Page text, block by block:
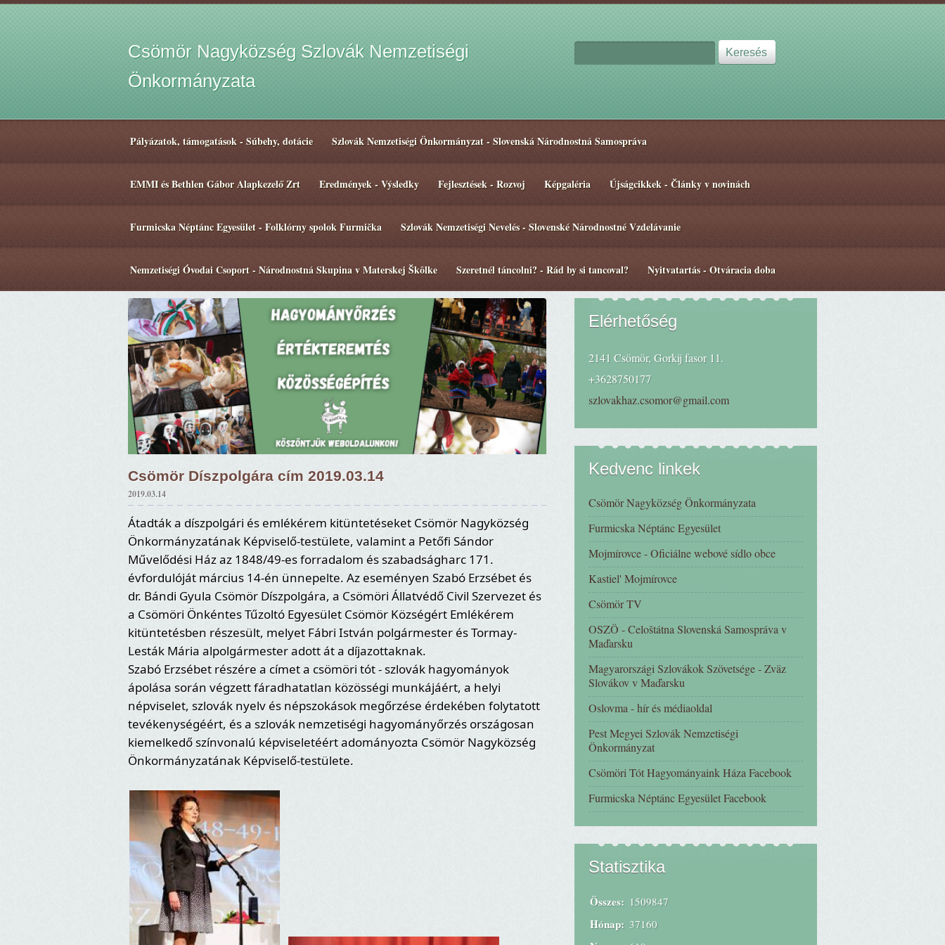
Csömör Nagyközség Szlovák Nemzetiségi
Önkormányzata
Pályázatok, támogatások - Súbehy, dotácie Szlovák Nemzetiségi Önkormányzat - Slovenská Národnostná Samospráva
EMMI és Bethlen Gábor Alapkezelő Zrt Eredmények - Výsledky Fejlesztések - Rozvoj Képgaléria Újságcikkek - Články v novinách
Furmicska Néptánc Egyesület - Folklórny spolok Furmička Szlovák Nemzetiségi Nevelés - Slovenské Národnostné Vzdelávanie
Nemzetiségi Óvodai Csoport - Národnostná Skupina v Materskej Škôlke Szeretnél táncolni? - Rád by si tancoval? Nyitvatartás - Otváracia doba
Csömör Díszpolgára cím 2019.03.14
2019.03.14
Átadták a díszpolgári és emlékérem kitüntetéseket Csömör Nagyközség
Önkormányzatának Képviselő-testülete, valamint a Petőfi Sándor
Művelődési Ház az 1848/49-es forradalom és szabadságharc 171.
évfordulóját március 14-én ünnepelte. Az eseményen Szabó Erzsébet és
dr. Bándi Gyula Csömör Díszpolgára, a Csömöri Állatvédő Civil Szervezet és
a Csömöri Önkéntes Tűzoltó Egyesület Csömör Községért Emlékérem
kitüntetésben részesült, melyet Fábri István polgármester és Tormay-
Lesták Mária alpolgármester adott át a díjazottaknak.
Szabó Erzsébet részére a címet a csömöri tót - szlovák hagyományok
ápolása során végzett fáradhatatlan közösségi munkájáért, a helyi
népviselet, szlovák nyelv és népszokások megőrzése érdekében folytatott
tevékenységéért, és a szlovák nemzetiségi hagyományőrzés országosan
kiemelkedő színvonalú képviseletéért adományozta Csömör Nagyközség
Önkormányzatának Képviselő-testülete.
Elérhetőség
2141 Csömör, Gorkij fasor 11.
+3628750177
szlovakhaz.csomor@gmail.com
Kedvenc linkek
Csömör Nagyközség Önkormányzata
Furmicska Néptánc Egyesület
Mojmírovce - Oficiálne webové sídlo obce
Kastiel' Mojmírovce
Csömör TV
OSZÖ - Celoštátna Slovenská Samospráva v
Maďarsku
Magyarországi Szlovákok Szövetsége - Zväz
Slovákov v Maďarsku
Oslovma - hír és médiaoldal
Pest Megyei Szlovák Nemzetiségi
Önkormányzat
Csömöri Tót Hagyományaink Háza Facebook
Furmicska Néptánc Egyesület Facebook
Statisztika
Összes: 1509847
Hónap: 37160